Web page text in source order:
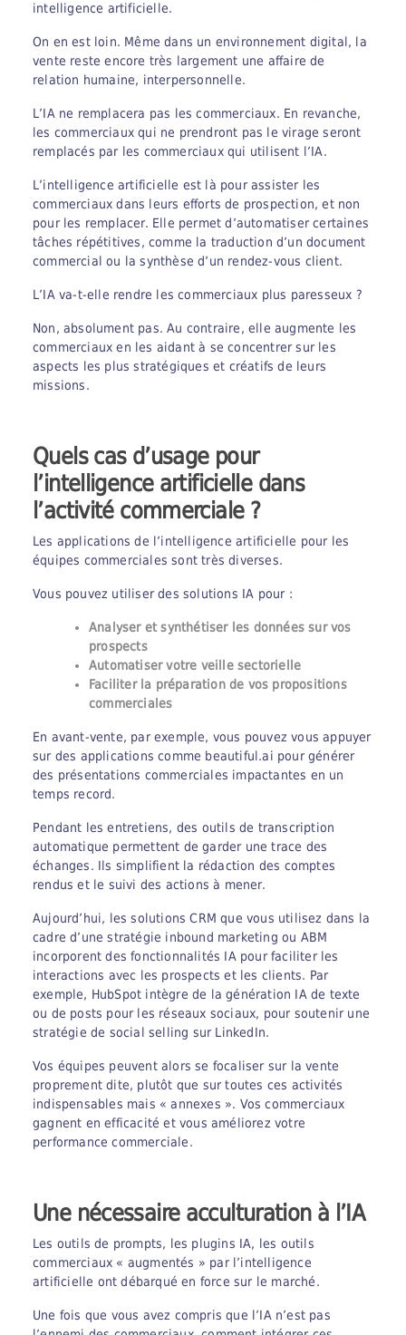
intelligence artificielle.
On en est loin. Même dans un environnement digital, la
vente reste encore très largement une affaire de
relation humaine, interpersonnelle.
L’IA ne remplacera pas les commerciaux. En revanche,
les commerciaux qui ne prendront pas le virage seront
remplacés par les commerciaux qui utilisent l’IA.
L’intelligence artificielle est là pour assister les
commerciaux dans leurs efforts de prospection, et non
pour les remplacer. Elle permet d’automatiser certaines
tâches répétitives, comme la traduction d’un document
commercial ou la synthèse d’un rendez-vous client.
L’IA va-t-elle rendre les commerciaux plus paresseux ?
Non, absolument pas. Au contraire, elle augmente les
commerciaux en les aidant à se concentrer sur les
aspects les plus stratégiques et créatifs de leurs
missions.
Quels cas d’usage pour
l’intelligence artificielle dans
l’activité commerciale ?
Les applications de l’intelligence artificielle pour les
équipes commerciales sont très diverses.
Vous pouvez utiliser des solutions IA pour :
Analyser et synthétiser les données sur vos
prospects
Automatiser votre veille sectorielle
Faciliter la préparation de vos propositions
commerciales
En avant-vente, par exemple, vous pouvez vous appuyer
sur des applications comme beautiful.ai pour générer
des présentations commerciales impactantes en un
temps record.
Pendant les entretiens, des outils de transcription
automatique permettent de garder une trace des
échanges. Ils simplifient la rédaction des comptes
rendus et le suivi des actions à mener.
Aujourd’hui, les solutions CRM que vous utilisez dans la
cadre d’une stratégie inbound marketing ou ABM
incorporent des fonctionnalités IA pour faciliter les
interactions avec les prospects et les clients. Par
exemple, HubSpot intègre de la génération IA de texte
ou de posts pour les réseaux sociaux, pour soutenir une
stratégie de social selling sur LinkedIn.
Vos équipes peuvent alors se focaliser sur la vente
proprement dite, plutôt que sur toutes ces activités
indispensables mais « annexes ». Vos commerciaux
gagnent en efficacité et vous améliorez votre
performance commerciale.
Une nécessaire acculturation à l’IA
Les outils de prompts, les plugins IA, les outils
commerciaux « augmentés » par l’intelligence
artificielle ont débarqué en force sur le marché.
Une fois que vous avez compris que l’IA n’est pas